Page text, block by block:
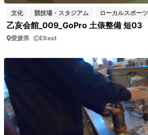
文化 競技場・スタジアム ローカルスポーツ
乙亥会館_009_GoPro 土俵整備 短03
愛媛県 EXest